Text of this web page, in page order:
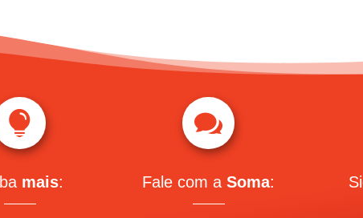

mais:

Fale com aSoma: